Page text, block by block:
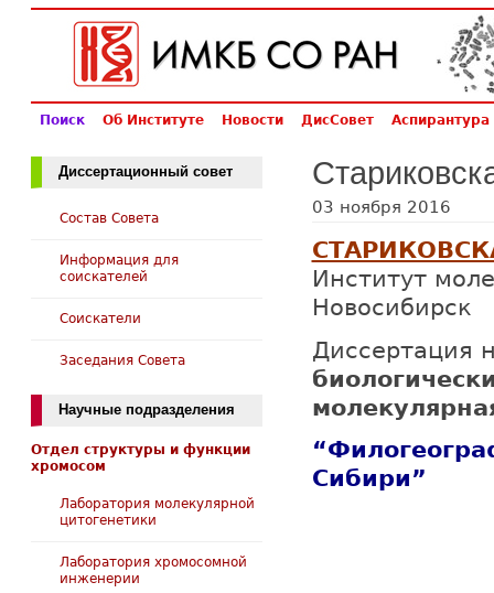
Поиск Об Институте Новости ДисСовет Аспирантура
03 ноября 2016
Институт
Новосибирск
Диссертация
Сибири”
Диссертационный совет
Состав Совета
Информация для
соискателей
Соискатели
Заседания Совета
Научные подразделения
Отдел структуры и функции
хромосом
Лаборатория молекулярной
цитогенетики
Лаборатория хромосомной
инженерии